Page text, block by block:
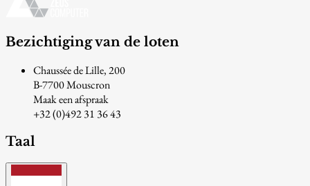
Bezichtiging van de loten
Chaussée de Lille, 200
B-7700 Mouscron
Maak een afspraak
+32 (0)492 31 36 43
Taal